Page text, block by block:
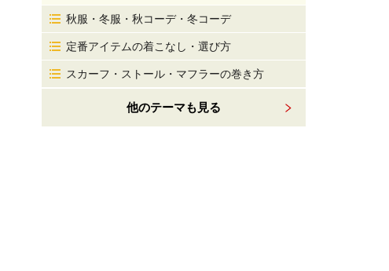
秋服・冬服・秋コーデ・冬コーデ
定番アイテムの着こなし・選び方
スカーフ・ストール・マフラーの巻き方
他のテーマも見る